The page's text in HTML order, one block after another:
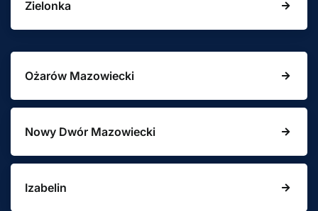
Zielonka
Ożarów Mazowiecki
Nowy Dwór Mazowiecki
Izabelin